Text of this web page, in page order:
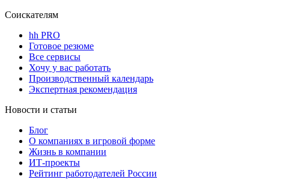
Соискателям
hh PRO
Готовое резюме
Все сервисы
Хочу у вас работать
Производственный календарь
Экспертная рекомендация
Новости и статьи
Блог
О компаниях в игровой форме
Жизнь в компании
ИТ-проекты
Рейтинг работодателей России